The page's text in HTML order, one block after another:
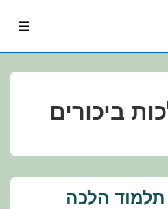
ביכורים
תלמוד הלכה